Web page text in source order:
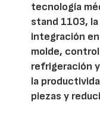
tecnología
stand 1103,
integración
molde,
refrigeración
la
piezas y